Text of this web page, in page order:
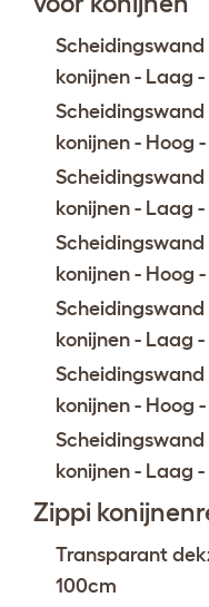
konijnen - Laag
konijnen - Hoog
konijnen - Laag
konijnen - Hoog
konijnen - Laag
konijnen - Hoog
konijnen - Laag
Zippi
Transparant
100cm